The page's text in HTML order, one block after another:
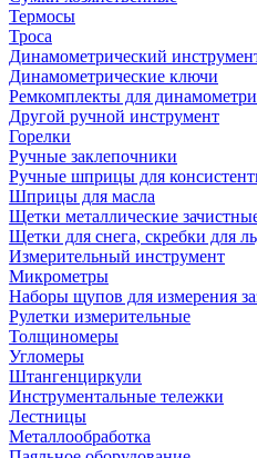
Термосы
Троса
Динамометрический
Динамометрические ключи
Ремкомплекты для
Другой ручной инструмент
Горелки
Ручные заклепочники
Ручные шприцы для
Шприцы для масла
Щетки металлические
Щетки для снега, скребки для
Измерительный инструмент
Микрометры
Наборы щупов для измерения
Рулетки измерительные
Толщиномеры
Угломеры
Штангенциркули
Инструментальные тележки
Лестницы
Металлообработка